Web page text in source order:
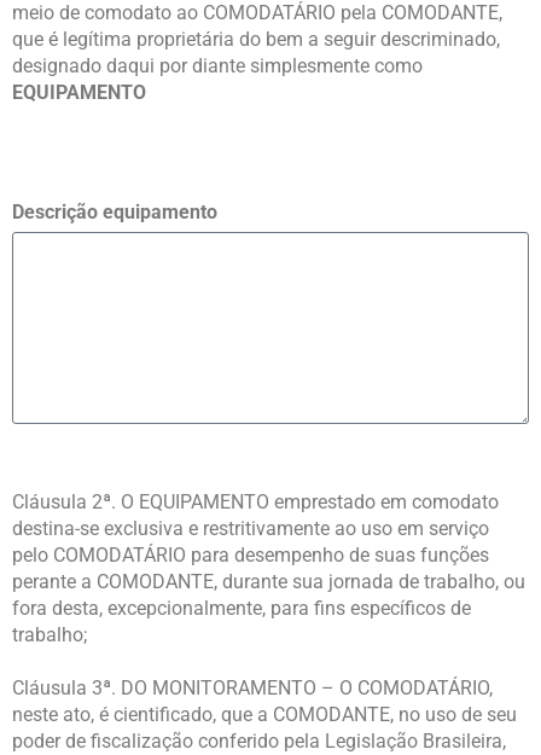
meio de comodato ao COMODATÁRIO pela COMODANTE,
que é legítima proprietária do bem a seguir descriminado,
designado daqui por diante simplesmente como
EQUIPAMENTO
Descrição equipamento
Cláusula 2ª. O EQUIPAMENTO emprestado em comodato
destina-se exclusiva e restritivamente ao uso em serviço
pelo COMODATÁRIO para desempenho de suas funções
perante a COMODANTE, durante sua jornada de trabalho, ou
fora desta, excepcionalmente, para fins específicos de
trabalho;
Cláusula 3ª. DO MONITORAMENTO – O COMODATÁRIO,
neste ato, é cientificado, que a COMODANTE, no uso de seu
poder de fiscalização conferido pela Legislação Brasileira,